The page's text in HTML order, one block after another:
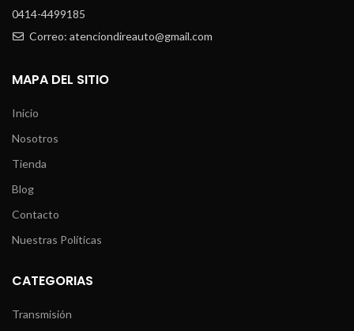
0414-4499185
Correo: atenciondireauto@gmail.com
MAPA DEL SITIO
Inicio
Nosotros
Tienda
Blog
Contacto
Nuestras Políticas
CATEGORIAS
Transmisión